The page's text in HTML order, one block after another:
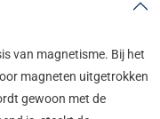
van magnetisme. Bij het
magneten uitgetrokken
gewoon met de